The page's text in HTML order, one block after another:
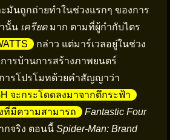
มันถูกถ่ายทำในช่วงแรกๆ ของการ
นั้น เครียดมาก ตามที่ผู้กำกับไตร
กล่าว แต่มาร์เวลอยู่ในช่วง
ารบ้านการสร้างภาพยนตร์
ารโปรโมทด้วยคำสัญญาว่า
จะกระโดดลงมาจากตึกระฟ้า
ที่มีความสามารถ
Fantastic Four
กจริง ตอนนี้ Spider-Man: Brand